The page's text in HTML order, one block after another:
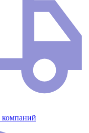
компаний